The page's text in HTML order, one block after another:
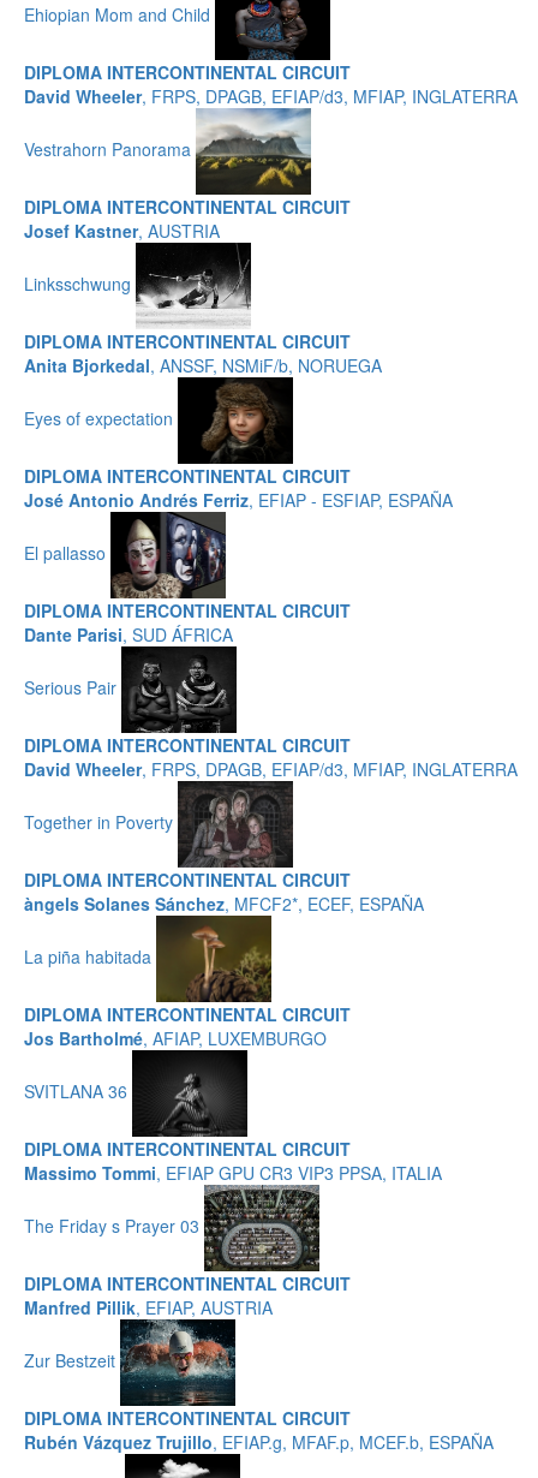
Ehiopian Mom and Child
DIPLOMA INTERCONTINENTAL CIRCUIT
David Wheeler, FRPS, DPAGB, EFIAP/d3, MFIAP, INGLATERRA
Vestrahorn Panorama
DIPLOMA INTERCONTINENTAL CIRCUIT
Josef Kastner, AUSTRIA
Linksschwung
DIPLOMA INTERCONTINENTAL CIRCUIT
Anita Bjorkedal, ANSSF, NSMiF/b, NORUEGA
Eyes of expectation
DIPLOMA INTERCONTINENTAL CIRCUIT
José Antonio Andrés Ferriz, EFIAP - ESFIAP, ESPAÑA
El pallasso
DIPLOMA INTERCONTINENTAL CIRCUIT
Dante Parisi, SUD ÁFRICA
Serious Pair
DIPLOMA INTERCONTINENTAL CIRCUIT
David Wheeler, FRPS, DPAGB, EFIAP/d3, MFIAP, INGLATERRA
Together in Poverty
DIPLOMA INTERCONTINENTAL CIRCUIT
àngels Solanes Sánchez, MFCF2*, ECEF, ESPAÑA
La piña habitada
DIPLOMA INTERCONTINENTAL CIRCUIT
Jos Bartholmé, AFIAP, LUXEMBURGO
SVITLANA 36
DIPLOMA INTERCONTINENTAL CIRCUIT
Massimo Tommi, EFIAP GPU CR3 VIP3 PPSA, ITALIA
The Friday s Prayer 03
DIPLOMA INTERCONTINENTAL CIRCUIT
Manfred Pillik, EFIAP, AUSTRIA
Zur Bestzeit
DIPLOMA INTERCONTINENTAL CIRCUIT
Rubén Vázquez Trujillo, EFIAP.g, MFAF.p, MCEF.b, ESPAÑA